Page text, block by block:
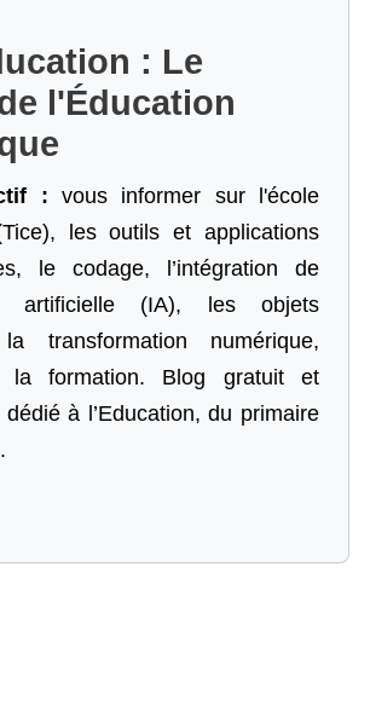
: Le
l'Éducation
: vous informer sur l'école
les outils et applications
le codage,
l’intégration de
artificielle (IA), les objets
transformation numérique,
la formation. Blog gratuit et
à l’Education, du primaire